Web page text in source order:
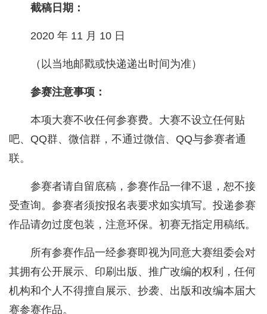
截稿日期：
2020 年 11 月 10 日
（以当地邮戳或快递递出时间为准）
参赛注意事项：
本项大赛不收任何参赛费。大赛不设立任何贴
吧、QQ群、微信群，不通过微信、QQ与参赛者通
联。
参赛者请自留底稿，参赛作品一律不退，恕不接
受查询。参赛者须按报名表要求如实填写。投递参赛
作品请勿过度包装，注意环保。初赛无指定用稿纸。
所有参赛作品一经参赛即视为同意大赛组委会对
其拥有公开展示、印刷出版、推广改编的权利，任何
机构和个人不得擅自展示、抄袭、出版和改编本届大
赛参赛作品。